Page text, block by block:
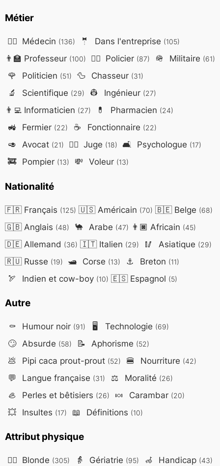
Métier
👨‍⚕️ Médecin (136) 🤵 Dans l'entreprise (105)
👨‍🏫 Professeur (100) 👮‍♂️ Policier (87) 🪖 Militaire (61)
🌹 Politicien (51) 🦆 Chasseur (31)
🔬 Scientifique (29) 👷 Ingénieur (27)
👨‍💻Informaticien (27) 💊 Pharmacien (24)
🚜 Fermier (22) ☕ Fonctionnaire (22)
🥑 Avocat (21) 👨‍⚖️ Juge (18) 🛋️ Psychologue (17)
🚒 Pompier (13) 💸 Voleur (13)
Nationalité
🇫🇷Français (125) 🇺🇸Américain (70) 🇧🇪Belge (68)
🇬🇧Anglais (48) 🐪 Arabe (47) 👨🏿 Africain (45)
🇩🇪Allemand (36) 🇮🇹Italien (29) 🥢 Asiatique (29)
🇷🇺Russe (19) 🛥️ Corse (13) ⚓ Breton (11)
🏹 Indien et cow-boy (10) 🇪🇸Espagnol (5)
Autre
⚰️ Humour noir (91) 🖥️ Technologie (69)
🙄 Absurde (58) 📝 Aphorisme (52)
💩 Pipi caca prout-prout (52) 🍔 Nourriture (42)
💬 Langue française (31) ⚖️ Moralité (26)
🦪 Perles et bêtisiers (26) 🍬 Carambar (20)
💥 Insultes (17) 📖 Définitions (10)
Attribut physique
👱‍♀️ Blonde (305) 👵 Gériatrie (95) 🦽 Handicap (43)